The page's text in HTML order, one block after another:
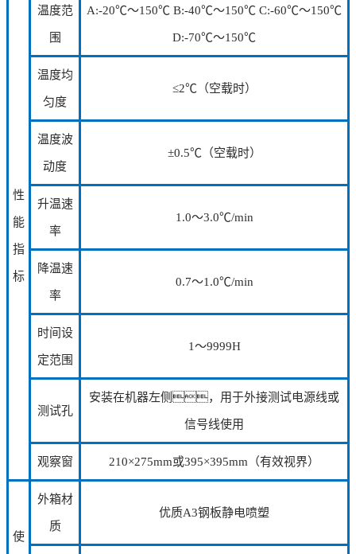
性
能
指
标
温度范
围
A:-20℃～150℃ B:-40℃～150℃ C:-60℃～150℃
D:-70℃～150℃
温度均
匀度
≤2℃（空载时）
温度波
动度
±0.5℃（空载时）
升温速
率
1.0～3.0℃/min
降温速
率
0.7～1.0℃/min
时间设
定范围
1～9999H
测试孔
安装在机器左侧，用于外接测试电源线或
信号线使用
观察窗 210×275mm或395×395mm（有效视界）
使
外箱材
质
优质A3钢板静电喷塑